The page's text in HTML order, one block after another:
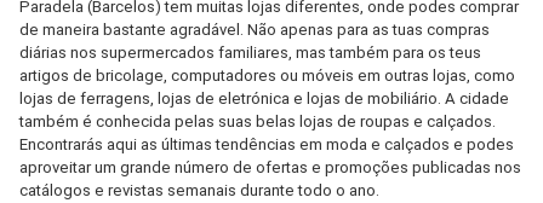
Paradela (Barcelos) tem muitas lojas diferentes, onde podes comprar
de maneira bastante agradável. Não apenas para as tuas compras
diárias nos supermercados familiares, mas também para os teus
artigos de bricolage, computadores ou móveis em outras lojas, como
lojas de ferragens, lojas de eletrónica e lojas de mobiliário. A cidade
também é conhecida pelas suas belas lojas de roupas e calçados.
Encontrarás aqui as últimas tendências em moda e calçados e podes
aproveitar um grande número de ofertas e promoções publicadas nos
catálogos e revistas semanais durante todo o ano.